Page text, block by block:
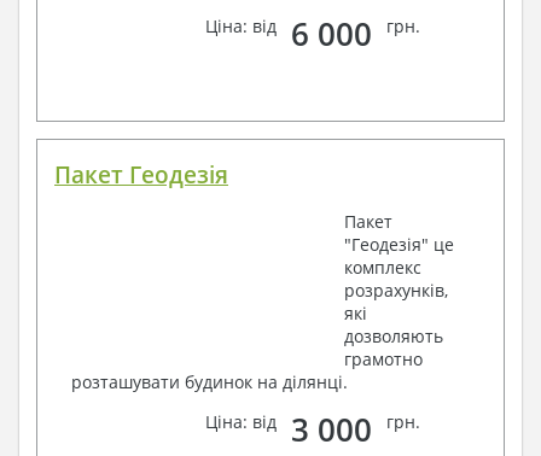
Ціна: від
6 000 грн.
Пакет Геодезія
Пакет
"Геодезія" це
комплекс
розрахунків,
які
дозволяють
грамотно
розташувати будинок на ділянці.
Ціна: від
3 000 грн.